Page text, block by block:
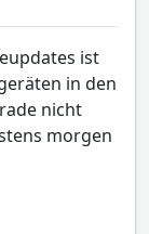
ist
in den
nicht
morgen